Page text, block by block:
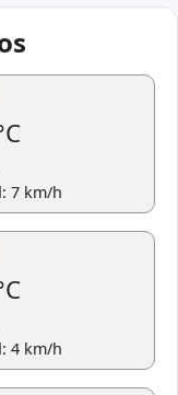
7 km/h
4 km/h